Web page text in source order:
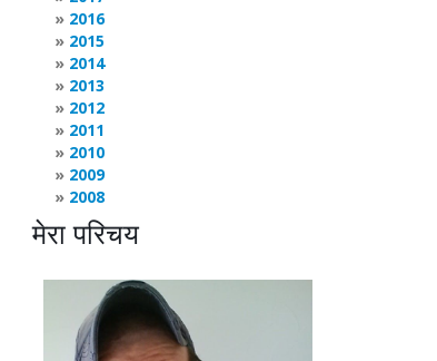
2016
2015
2014
2013
2012
2011
2010
2009
2008
मेरा परिचय